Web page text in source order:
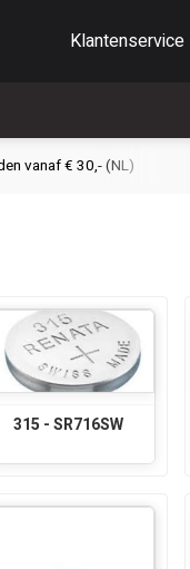
Klantenservice
vanaf € 30,- (NL)
315 - SR716SW